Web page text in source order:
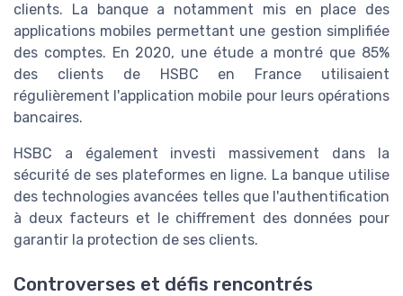
clients. La banque a notamment mis en place des
applications mobiles permettant une gestion simplifiée
des comptes. En 2020, une étude a montré que 85%
des clients de HSBC en France utilisaient
régulièrement l'application mobile pour leurs opérations
bancaires.
HSBC a également investi massivement dans la
sécurité de ses plateformes en ligne. La banque utilise
des technologies avancées telles que l'authentification
à deux facteurs et le chiffrement des données pour
garantir la protection de ses clients.
Controverses et défis rencontrés